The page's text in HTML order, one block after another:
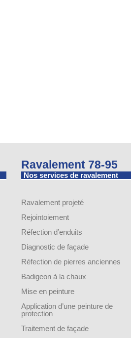
Ravalement 78-95
Nos services de ravalement
Ravalement projeté
Rejointoiement
Réfection d’enduits
Diagnostic de façade
Réfection de pierres anciennes
Badigeon à la chaux
Mise en peinture
Application d’une peinture de
protection
Traitement de façade